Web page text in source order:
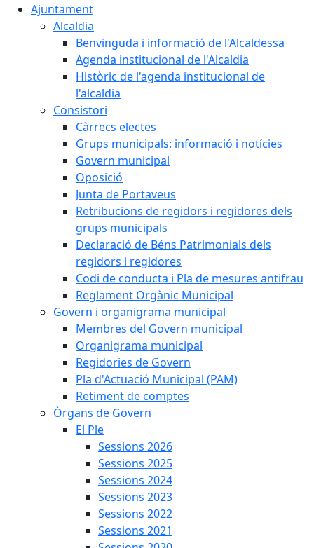
Ajuntament
Alcaldia
Benvinguda i informació de l'Alcaldessa
Agenda institucional de l'Alcaldia
Històric de l'agenda institucional de
l'alcaldia
Consistori
Càrrecs electes
Grups municipals: informació i notícies
Govern municipal
Oposició
Junta de Portaveus
Retribucions de regidors i regidores dels
grups municipals
Declaració de Béns Patrimonials dels
regidors i regidores
Codi de conducta i Pla de mesures antifrau
Reglament Orgànic Municipal
Govern i organigrama municipal
Membres del Govern municipal
Organigrama municipal
Regidories de Govern
Pla d'Actuació Municipal (PAM)
Retiment de comptes
Òrgans de Govern
El Ple
Sessions 2026
Sessions 2025
Sessions 2024
Sessions 2023
Sessions 2022
Sessions 2021